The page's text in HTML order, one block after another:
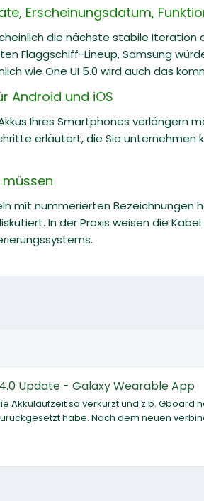
Erscheinungsdatum,
die nächste stabile
Flaggschiff-Lineup, Samsung
wie One UI 5.0 wird auch das
Android und iOS
Ihres Smartphones verlängern
erläutert, die Sie unternehmen
müssen
mit nummerierten
In der Praxis weisen die
Update - Galaxy Wearable App
Akkulaufzeit so verkürzt und z.b. Gboard
habe. Nach dem neuen